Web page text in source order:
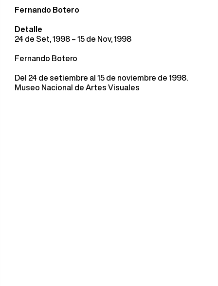
Fernando Botero
Detalle
24 de Set, 1998 – 15 de Nov, 1998
Fernando Botero
Del 24 de setiembre al 15 de noviembre de 1998.
Museo Nacional de Artes Visuales